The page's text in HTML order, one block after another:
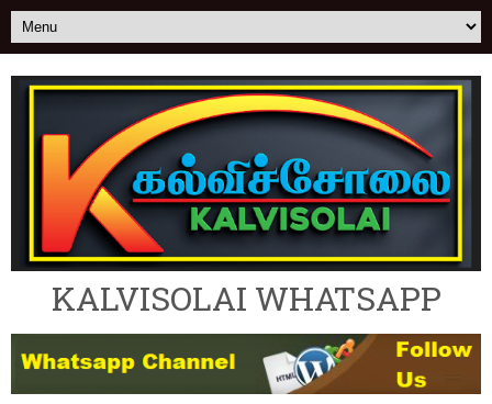
KALVISOLAI WHATSAPP